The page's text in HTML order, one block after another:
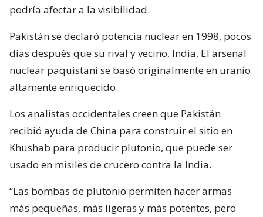
podría afectar a la visibilidad.
Pakistán se declaró potencia nuclear en 1998, pocos
días después que su rival y vecino, India. El arsenal
nuclear paquistaní se basó originalmente en uranio
altamente enriquecido.
Los analistas occidentales creen que Pakistán
recibió ayuda de China para construir el sitio en
Khushab para producir plutonio, que puede ser
usado en misiles de crucero contra la India.
“Las bombas de plutonio permiten hacer armas
más pequeñas, más ligeras y más potentes, pero